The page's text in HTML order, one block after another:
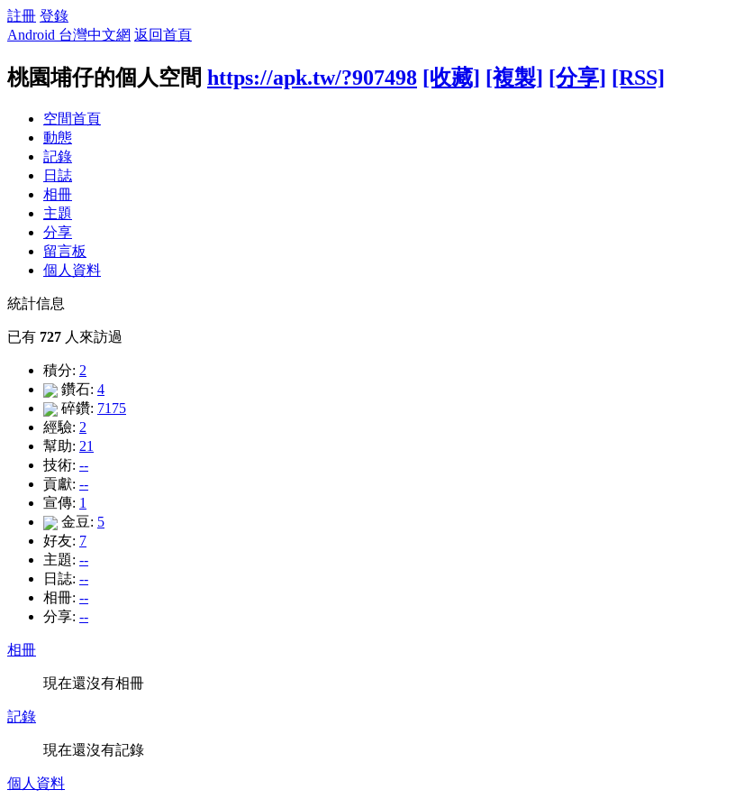
註冊 登錄
Android 台灣中文網 返回首頁
桃園埔仔的個人空間 https://apk.tw/?907498 [收藏] [複製] [分享] [RSS]
空間首頁
動態
記錄
日誌
相冊
主題
分享
留言板
個人資料
統計信息
已有 727 人來訪過
積分: 2
鑽石: 4
碎鑽: 7175
經驗: 2
幫助: 21
技術: --
貢獻: --
宣傳: 1
金豆: 5
好友: 7
主題: --
日誌: --
相冊: --
分享: --
相冊
現在還沒有相冊
記錄
現在還沒有記錄
個人資料